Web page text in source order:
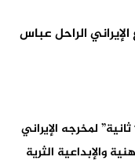
استعرض الفيلم الوثائقي “76 دقيقة و15 ثانية” لمخرجه الإيراني
والإبداعية الثرية